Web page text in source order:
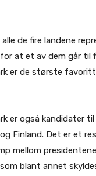
alle de fire landene
at et av dem går til
er de største
er også kandidater til
Finland. Det er et
mellom
blant annet